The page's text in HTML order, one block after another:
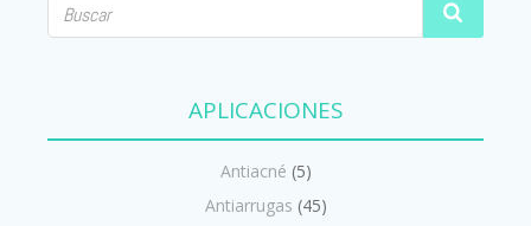
APLICACIONES
Antiacné (5)
Antiarrugas (45)